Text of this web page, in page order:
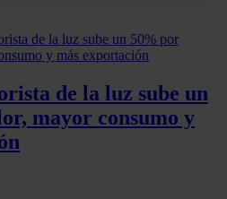
de cookies.
se usan para personalizar el
ofrecer funciones de redes
compartimos información sobre
con nuestros partners de redes
web, quienes pueden
de la luz sube un
mayor consumo y